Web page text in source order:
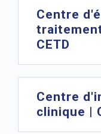
Centre
CETD
Centre
clinique |